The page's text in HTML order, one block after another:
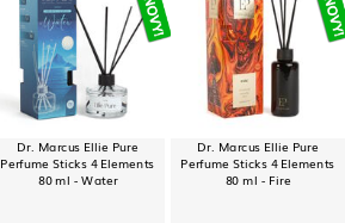
Dr. Marcus Ellie Pure
Perfume Sticks 4 Elements
80 ml - Water
Dr. Marcus Ellie Pure
Perfume Sticks 4 Elements
80 ml - Fire